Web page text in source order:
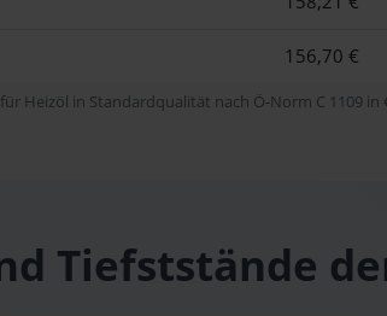
156,70 €
Heizöl in Standardqualität nach Ö-Norm C 1109
Tiefststände